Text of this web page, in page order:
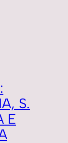
S.
E